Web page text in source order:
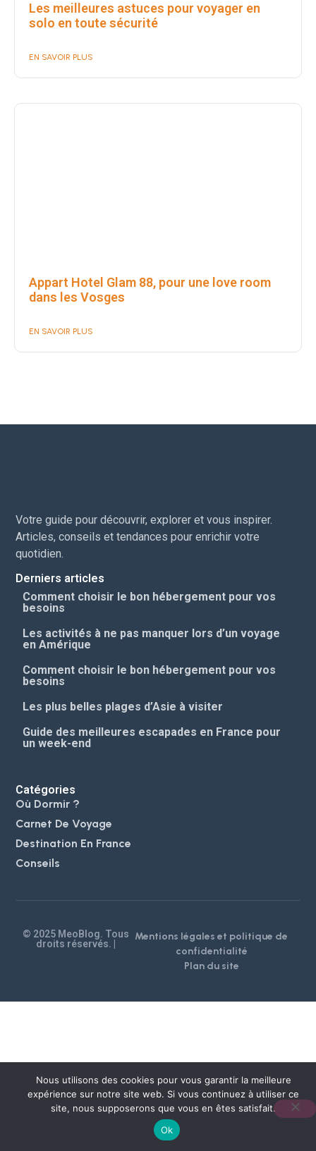
Les meilleures astuces pour voyager en
solo en toute sécurité
EN SAVOIR PLUS
Appart Hotel Glam 88, pour une love room
dans les Vosges
EN SAVOIR PLUS
Votre guide pour découvrir, explorer et vous inspirer.
Articles, conseils et tendances pour enrichir votre
quotidien.
Derniers articles
Comment choisir le bon hébergement pour vos
besoins
Les activités à ne pas manquer lors d’un voyage
en Amérique
Comment choisir le bon hébergement pour vos
besoins
Les plus belles plages d’Asie à visiter
Guide des meilleures escapades en France pour
un week-end
Catégories
Où Dormir ?
Carnet De Voyage
Destination En France
Conseils
© 2025 MeoBlog. Tous
droits réservés. |
Mentions légales et politique de
confidentialité
Plan du site
Nous utilisons des cookies pour vous garantir la meilleure
expérience sur notre site web. Si vous continuez à utiliser ce
site, nous supposerons que vous en êtes satisfait.
Ok